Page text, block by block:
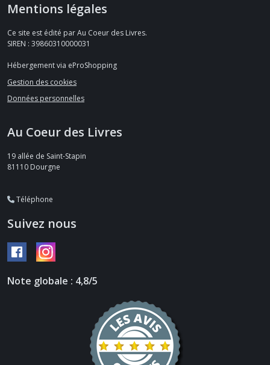
Mentions légales
Ce site est édité par Au Coeur des Livres.
SIREN : 39860310000031
Hébergement via eProShopping
Gestion des cookies
Données personnelles
Au Coeur des Livres
19 allée de Saint-Stapin
81110 Dourgne
Téléphone
Suivez nous
Note globale : 4,8/5